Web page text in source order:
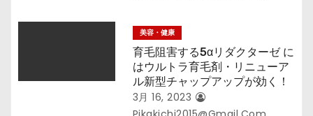
美容・健康
育毛阻害する5αリダクターゼ に
はウルトラ育毛剤・リニューア
ル新型チャップアップが効く！
3月 16, 2023